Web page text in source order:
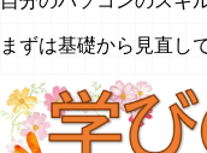
まずは基礎から見直し